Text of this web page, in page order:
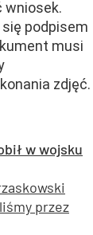
wniosek.
podpisem
musi
zdjęć.
w wojsku
przez